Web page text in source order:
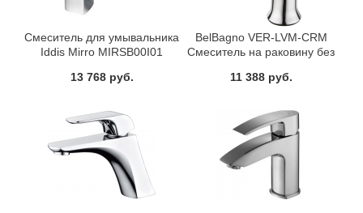
Смеситель для умывальника
Iddis Mirro MIRSB00I01
13 768 руб.
BelBagno VER-LVM-CRM
Смеситель на раковину без
11 388 руб.